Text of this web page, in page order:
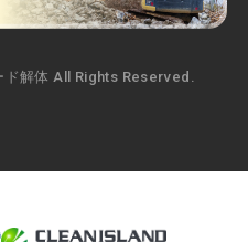
解体 All Rights Reserved.